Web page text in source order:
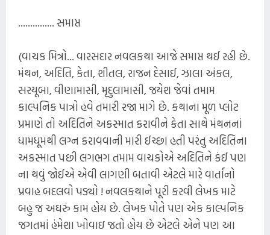
............... સમાપ્ત
(વાચક મિત્રો... વારસદાર નવલકથા આજે સમાપ્ત થઈ રહી છે.
મંથન, અદિતિ, કેતા, શીતલ, રાજન દેસાઈ, ઝાલા અંકલ,
સરયૂબા, વીણામાસી, મૃદુલામાસી, જયેશ જેવાં તમામ
કાલ્પનિક પાત્રો હવે તમારી રજા માગે છે. કથાના મૂળ પ્લોટ
પ્રમાણે તો અદિતિને અકસ્માત કરાવીને કેતા સાથે મંથનનાં
ધામધૂમથી લગ્ન કરાવવાની મારી ઈચ્છા હતી પરંતુ અદિતિના
અકસ્માત પછી લગભગ તમામ વાચકોએ અદિતિને કંઈ પણ
ના થવું જોઈએ એવી લાગણી બતાવી એટલે મારે વાર્તાનો
પ્રવાહ બદલવો પડ્યો ! નવલકથાને પૂરી કરવી લેખક માટે
બહુ જ અઘરું કામ હોય છે. લેખક પોતે પણ એક કાલ્પનિક
જગતમાં હંમેશા ખોવાઇ જતો હોય છે એટલે એને પણ આ